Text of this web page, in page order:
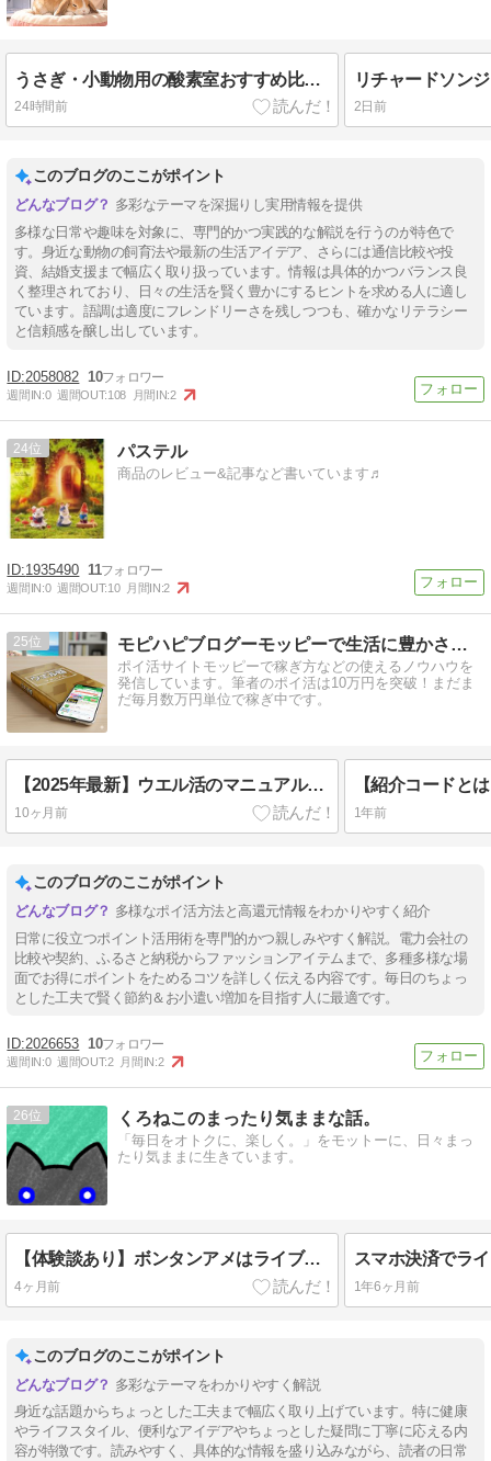
うさぎ・小動物用の酸素室おすすめ比較｜レンタルと購入どっちがいい？
24時間前 2日前
このブログのここがポイント
多彩なテーマを深掘りし実用情報を提供
多様な日常や趣味を対象に、専門的かつ実践的な解説を行うのが特色で
す。身近な動物の飼育法や最新の生活アイデア、さらには通信比較や投
資、結婚支援まで幅広く取り扱っています。情報は具体的かつバランス良
く整理されており、日々の生活を賢く豊かにするヒントを求める人に適し
ています。語調は適度にフレンドリーさを残しつつも、確かなリテラシー
と信頼感を醸し出しています。
2058082 10
週間IN:0 週間OUT:108 月間IN:2
24 パステル
商品のレビュー&記事など書いています♬
1935490 11
週間IN:0 週間OUT:10 月間IN:2
25 モピハピブログーモッピーで生活に豊かさをプラス
ポイ活サイトモッピーで稼ぎ方などの使えるノウハウを
発信しています。筆者のポイ活は10万円を突破！まだま
だ毎月数万円単位で稼ぎ中です。
【2025年最新】ウエル活のマニュアル！最強レベルのポイ活を攻略
10ヶ月前 1年前
このブログのここがポイント
多様なポイ活方法と高還元情報をわかりやすく紹介
日常に役立つポイント活用術を専門的かつ親しみやすく解説。電力会社の
比較や契約、ふるさと納税からファッションアイテムまで、多種多様な場
面でお得にポイントをためるコツを詳しく伝える内容です。毎日のちょっ
とした工夫で賢く節約＆お小遣い増加を目指す人に最適です。
2026653 10
週間IN:0 週間OUT:2 月間IN:2
26 くろねこのまったり気ままな話。
「毎日をオトクに、楽しく。」をモットーに、日々まっ
たり気ままに生きています。
【体験談あり】ボンタンアメはライブ・映画・舞台前のいつ食べる？何個必要？代用品やどこに売ってるかも紹介
4ヶ月前 1年6ヶ月前
このブログのここがポイント
多彩なテーマをわかりやすく解説
身近な話題からちょっとした工夫まで幅広く取り上げています。特に健康
やライフスタイル、便利なアイデアやちょっとした疑問に丁寧に応える内
容が特徴です。読みやすく、具体的な情報を盛り込みながら、読者の日常